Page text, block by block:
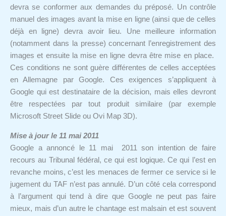
devra se conformer aux demandes du préposé. Un contrôle
manuel des images avant la mise en ligne (ainsi que de celles
déjà en ligne) devra avoir lieu. Une meilleure information
(notamment dans la presse) concernant l’enregistrement des
images et ensuite la mise en ligne devra être mise en place.
Ces conditions ne sont guère différentes de celles acceptées
en Allemagne par Google. Ces exigences s’appliquent à
Google qui est destinataire de la décision, mais elles devront
être respectées par tout produit similaire (par exemple
Microsoft Street Slide ou Ovi Map 3D).
Mise à jour le 11 mai 2011
Google a annoncé le 11 mai 2011 son intention de faire
recours au Tribunal fédéral, ce qui est logique. Ce qui l’est en
revanche moins, c’est les menaces de fermer ce service si le
jugement du TAF n’est pas annulé. D’un côté cela correspond
à l’argument qui tend à dire que Google ne peut pas faire
mieux, mais d’un autre le chantage est malsain et est souvent